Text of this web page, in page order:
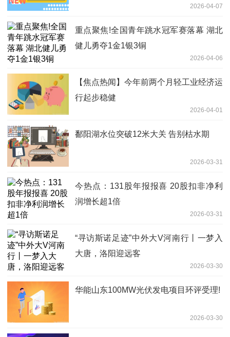
2026-04-07
重点聚焦!全国青年跳水冠军赛落幕 湖北
健儿勇夺1金1银3铜
2026-04-06
【焦点热闻】今年前两个月轻工业经济运
行起步稳健
2026-04-01
鄱阳湖水位突破12米大关 告别枯水期
2026-03-31
今热点：131股年报报喜 20股扣非净利
润增长超1倍
2026-03-31
“寻访斯诺足迹”中外大V河南行丨一梦入
大唐，洛阳迎远客
2026-03-30
华能山东100MW光伏发电项目环评受理!
2026-03-30